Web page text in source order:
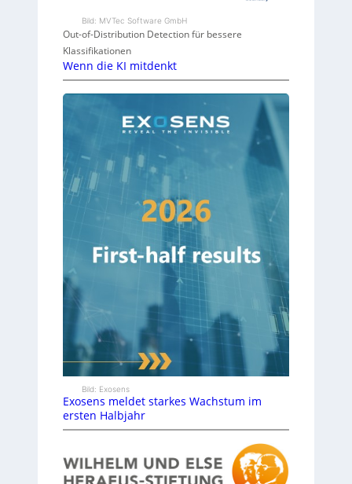
Bild: MVTec Software GmbH
Out-of-Distribution Detection für bessere
Klassifikationen
Wenn die KI mitdenkt
Bild: Exosens
Exosens meldet starkes Wachstum im
ersten Halbjahr